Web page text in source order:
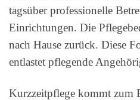
tagsüber professionelle
Einrichtungen. Die
nach Hause zurück. Diese
entlastet pflegende
Kurzzeitpflege kommt zum